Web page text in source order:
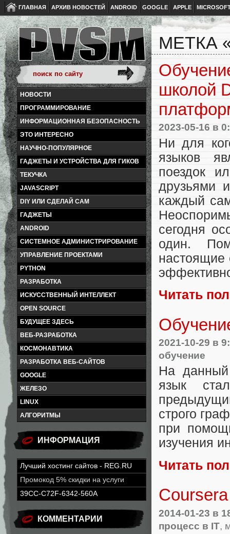
ГЛАВНАЯ АРХИВ НОВОСТЕЙ ANDROID GOOGLE APPLE
НОВОСТИ
ПРОГРАММИРОВАНИЕ
ИНФОРМАЦИОННАЯ БЕЗОПАСНОСТЬ
ЭТО ИНТЕРЕСНО
НАУЧНО-ПОПУЛЯРНОЕ
ГАДЖЕТЫ И УСТРОЙСТВА ДЛЯ ГИКОВ
ТЕКУЧКА
JAVASCRIPT
DIY ИЛИ СДЕЛАЙ САМ
ГАДЖЕТЫ
ANDROID
СИСТЕМНОЕ АДМИНИСТРИРОВАНИЕ
УПРАВЛЕНИЕ ПРОЕКТАМИ
PYTHON
РАЗРАБОТКА
ИСКУССТВЕННЫЙ ИНТЕЛЛЕКТ
OPEN SOURCE
БУДУЩЕЕ ЗДЕСЬ
ВЕБ-РАЗРАБОТКА
КОСМОНАВТИКА
РАЗРАБОТКА ВЕБ-САЙТОВ
GOOGLE
ЖЕЛЕЗО
LINUX
АЛГОРИТМЫ
ИНФОРМАЦИЯ
Лучший хостинг сайтов - REG.RU
Промокод 5% скидки на услуги
39CC-C72F-6342-560A
КОММЕНТАРИИ
МЕТКА
школой
2023-05-16 в
Ни для
языков
поездок
друзьями
каждый
сегодня
один.
настоящие
Читать
2021-10-29 в
обучение
На данный
язык
строго
при
изучения
Читать
2014-01-23 в
процесс в IT,